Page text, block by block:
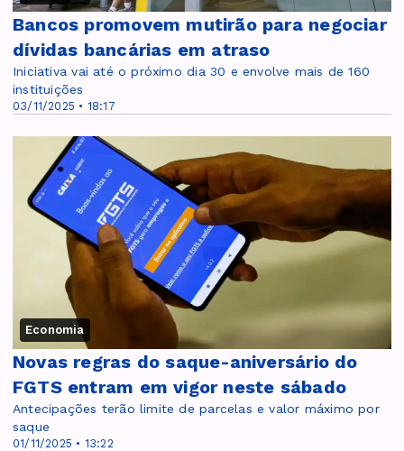
03/11/2025 • 18:17
Bancos promovem mutirão para negociar
dívidas bancárias em atraso
Iniciativa vai até o próximo dia 30 e envolve mais de 160
instituições
Economia
01/11/2025 • 13:22
Novas regras do saque-aniversário do
FGTS entram em vigor neste sábado
Antecipações terão limite de parcelas e valor máximo por
saque